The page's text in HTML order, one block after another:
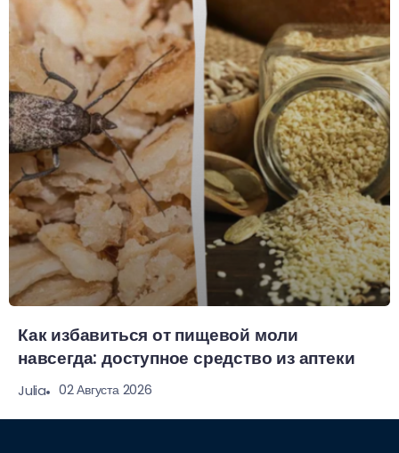
Как избавиться от пищевой моли
навсегда: доступное средство из аптеки
Julia 02 Августа 2026